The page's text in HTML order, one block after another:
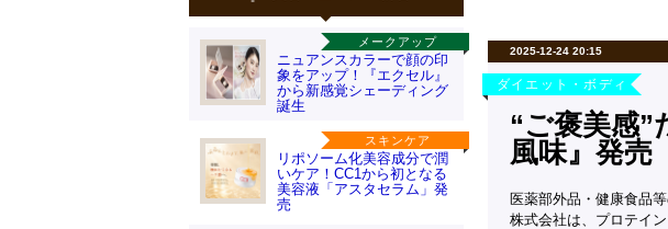
メークアップ
ニュアンスカラーで顔の印
象をアップ！『エクセル』
から新感覚シェーディング
誕生
スキンケア
リポソーム化美容成分で潤
いケア！CC1から初となる
美容液「アスタセラム」発
売
2025-12-24 20:15
ダイエット・ボディ
“ご褒美感”
風味』発売
医薬部外品・健康食品
株式会社は、プロテイ